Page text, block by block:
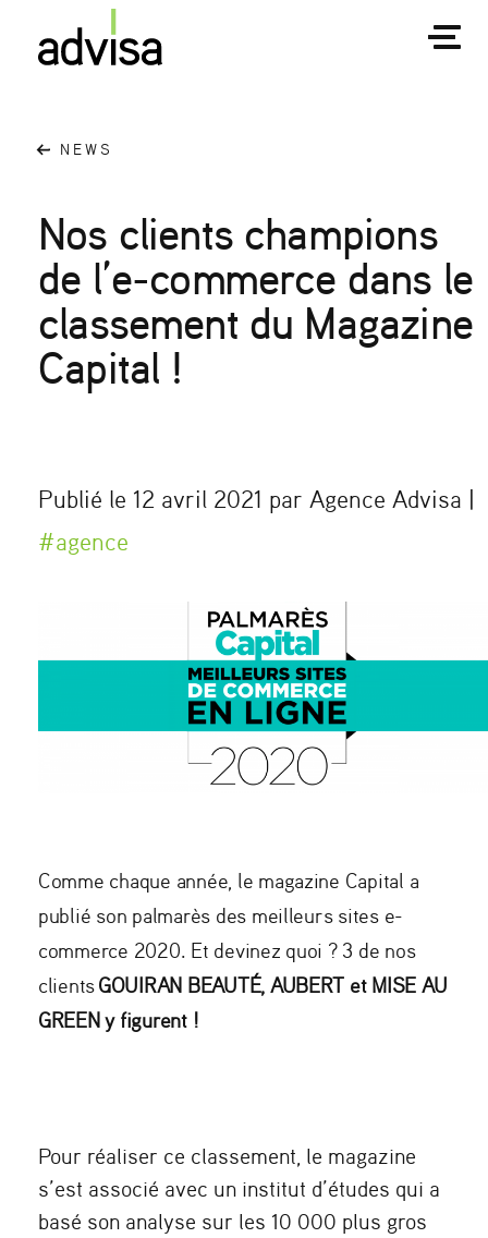
NEWS
Nos clients champions
de l’e-commerce dans le
classement du Magazine
Capital !
Publié le 12 avril 2021 par Agence Advisa |
#agence
Comme chaque année, le magazine Capital a
publié son palmarès des meilleurs sites e-
commerce 2020. Et devinez quoi ? 3 de nos
clientsGOUIRAN BEAUTÉ, AUBERT et MISE AU
GREEN y figurent !
Pour réaliser ce classement, le magazine
s’est associé avec un institut d’études qui a
basé son analyse sur les 10 000 plus gros